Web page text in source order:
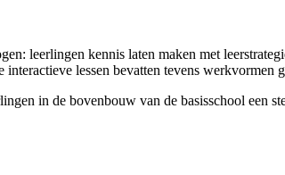
leerlingen kennis laten maken met
lessen bevatten tevens
in de bovenbouw van de basisschool een